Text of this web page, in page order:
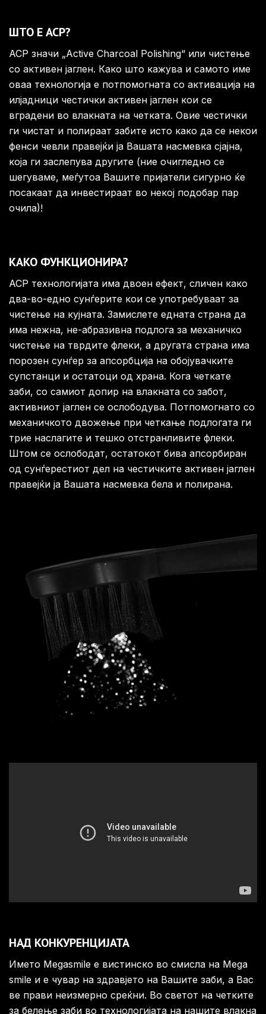
ШТО Е ACP?
ACP значи „Active Charcoal Polishing“ или чистење
со активен јаглен. Како што кажува и самото име
оваа технологија е потпомогната со активација на
илјадници честички активен јаглен кои се
вградени во влакната на четката. Овие честички
ги чистат и полираат забите исто како да се некои
фенси чевли правејќи ја Вашата насмевка сјајна,
која ги заслепува другите (ние очигледно се
шегуваме, меѓутоа Вашите пријатели сигурно ќе
посакаат да инвестираат во некој подобар пар
очила)!
КАКО ФУНКЦИОНИРА?
ACP технологијата има двоен ефект, сличен како
два-во-едно сунѓерите кои се употребуваат за
чистење на кујната. Замислете едната страна да
има нежна, не-абразивна подлога за механичко
чистење на тврдите флеки, а другата страна има
порозен сунѓер за апсорбција на обојувачките
супстанци и остатоци од храна. Кога четкате
заби, со самиот допир на влакната со забот,
активниот јаглен се ослободува. Потпомогнато со
механичкото двожење при четкање подлогата ги
трие наслагите и тешко отстранливите флеки.
Штом се ослободат, остатокот бива апсорбиран
од сунѓерестиот дел на честичките активен јаглен
правејќи ја Вашата насмевка бела и полирана.
НАД КОНКУРЕНЦИЈАТА
Името Megasmile е вистинско во смисла на Mega
smile и е чувар на здравјето на Вашите заби, а Вас
ве прави неизмерно среќни. Во светот на четките
за белење заби во технологијата на нашите влакна